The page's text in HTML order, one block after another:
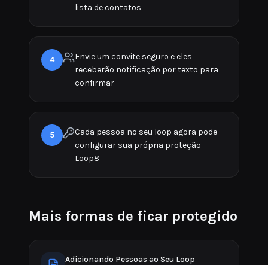
lista de contatos
4
Envie um convite seguro e eles
receberão notificação por texto para
confirmar
5
Cada pessoa no seu loop agora pode
configurar sua própria proteção
Loop8
Mais formas de ficar protegido
Adicionando Pessoas ao Seu Loop